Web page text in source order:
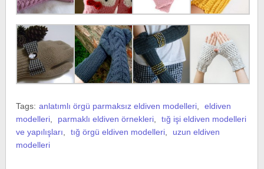
Tags: anlatımlı örgü parmaksız eldiven modelleri
eldiven
modelleri
parmaklı eldiven örnekleri
tığ işi eldiven modelleri
ve yapılışları
tığ örgü eldiven modelleri
uzun eldiven
modelleri